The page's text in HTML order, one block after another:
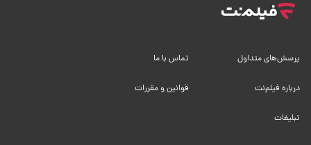
پرسش‌های متداول تماس با ما
درباره فیلم‌نت قوانین و مقررات
تبلیغات